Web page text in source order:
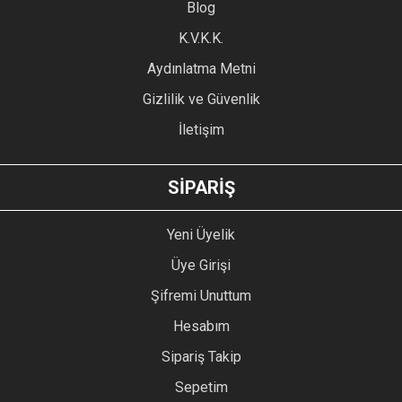
Ürün bilgilerinde hatalar bulunuyor.
Ürün fiyatı diğer sitelerden daha pahalı.
GÖNDER
Blog
K.V.K.K.
Aydınlatma Metni
Gizlilik ve Güvenlik
İletişim
SİPARİŞ
Yeni Üyelik
Üye Girişi
Şifremi Unuttum
Hesabım
Sipariş Takip
Sepetim